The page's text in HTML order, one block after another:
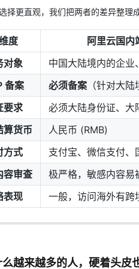
择更直观，我们把两者的差异整理
度 阿里云国内
对象
中国大陆境内的企业
备案
必须备案 （针对大陆
要求
必须大陆身份证、大
算货币
人民币 (RMB)
方式
支付宝、微信支付、
容审查
极严格，敏感内容易
表现
一般，访问海外有跨
越来越多的人，硬着头皮